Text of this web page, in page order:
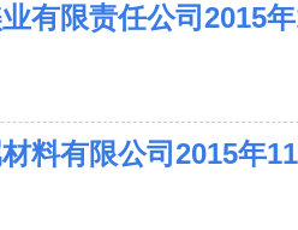
有限责任公司2015
料有限公司2015年